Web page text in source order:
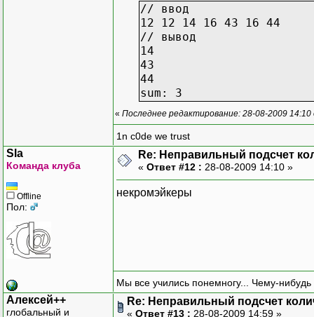
// ввод
12 12 14 16 43 16 44
// вывод
14
43
44
sum: 3
« Последнее редактирование: 28-08-2009
1n c0de we trust
Sla
Команда клуба
Offline
Пол:
Re: Неправильный подсчет
« Ответ #12 : 28-08-2009 14:10 »
некромэйкеры
Мы все учились понемногу... Чему-нибудь
Алексей++
глобальный и
Re: Неправильный подсчет
« Ответ #13 : 28-08-2009 14:59 »